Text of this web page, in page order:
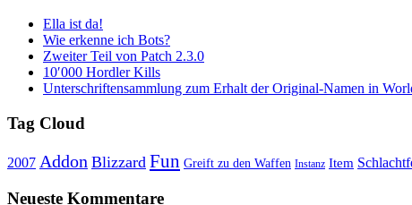
Ella ist da!
Wie erkenne ich Bots?
Zweiter Teil von Patch 2.3.0
10′000 Hordler Kills
Unterschriftensammlung zum Erhalt der Original-Namen in
Tag Cloud
2007 Addon Blizzard Fun Greift zu den Waffen Instanz Item
Neueste Kommentare